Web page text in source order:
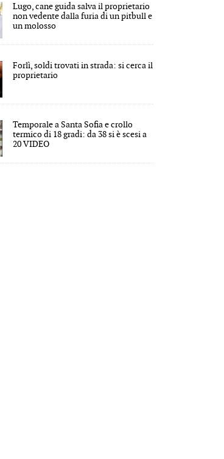
Lugo, cane guida salva il proprietario
non vedente dalla furia di un pitbull e
un molosso
Forlì, soldi trovati in strada: si cerca il
proprietario
Temporale a Santa Sofia e crollo
termico di 18 gradi: da 38 si è scesi a
20 VIDEO